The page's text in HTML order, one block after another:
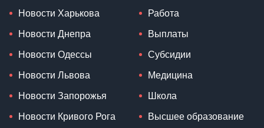
Новости Харькова
Новости Днепра
Новости Одессы
Новости Львова
Новости Запорожья
Новости Кривого Рога
Работа
Выплаты
Субсидии
Медицина
Школа
Высшее образование